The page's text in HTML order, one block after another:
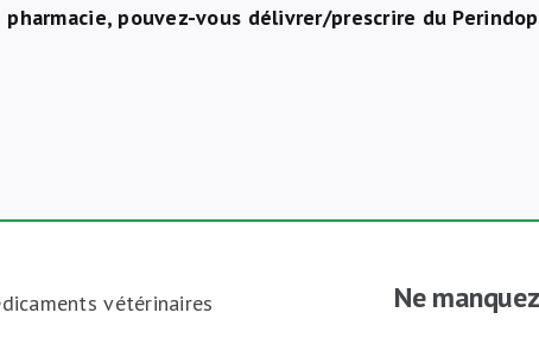
pouvez-vous délivrer/prescrire du
vétérinaires Ne